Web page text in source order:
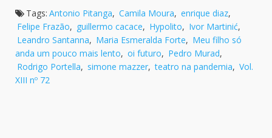
Tags: Antonio Pitanga, Camila Moura, enrique diaz,
Felipe Frazão, guillermo cacace, Hypolito, Ivor Martinić,
Leandro Santanna, Maria Esmeralda Forte, Meu filho só
anda um pouco mais lento, oi futuro, Pedro Murad,
Rodrigo Portella, simone mazzer, teatro na pandemia, Vol.
XIII nº 72